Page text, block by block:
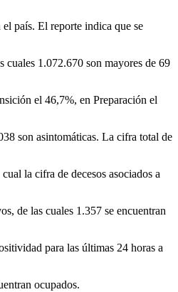
país. El reporte indica que se
cuales 1.072.670 son mayores de 69
el 46,7%, en Preparación el
son asintomáticas. La cifra total de
la cifra de decesos asociados a
de las cuales 1.357 se encuentran
para las últimas 24 horas a
ocupados.